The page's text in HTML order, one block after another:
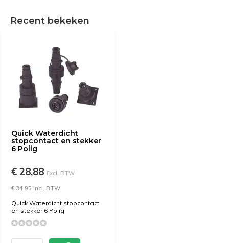
Recent bekeken
Quick Waterdicht
stopcontact en stekker
6 Polig
€ 28,88 Excl. BTW
€ 34,95 Incl. BTW
Quick Waterdicht stopcontact
en stekker 6 Polig